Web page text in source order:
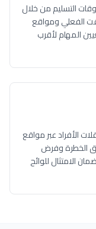
التسليم من خلال
الفعلي ومواقع
المهام لأقرب
الأفراد عبر مواقع
الخطرة وفرض
الامتثال للوائح